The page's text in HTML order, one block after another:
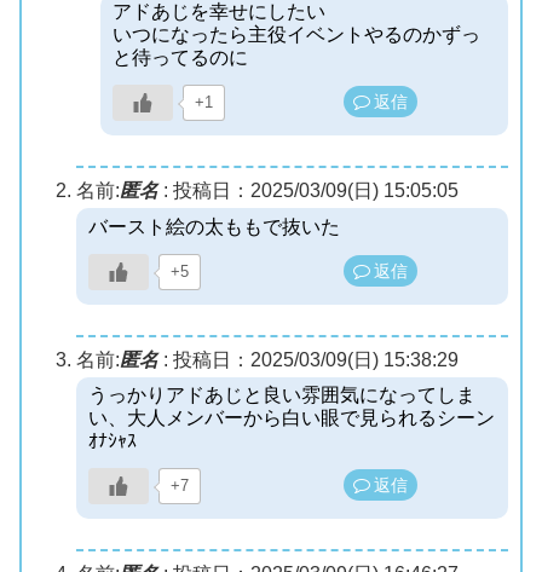
アドあじを幸せにしたい
いつになったら主役イベントやるのかずっ
と待ってるのに
+1 返信
名前:匿名: 投稿日：2025/03/09(日) 15:05:05
バースト絵の太ももで抜いた
+5 返信
名前:匿名: 投稿日：2025/03/09(日) 15:38:29
うっかりアドあじと良い雰囲気になってしま
い、大人メンバーから白い眼で見られるシーン
ｵﾅｼｬｽ
+7 返信